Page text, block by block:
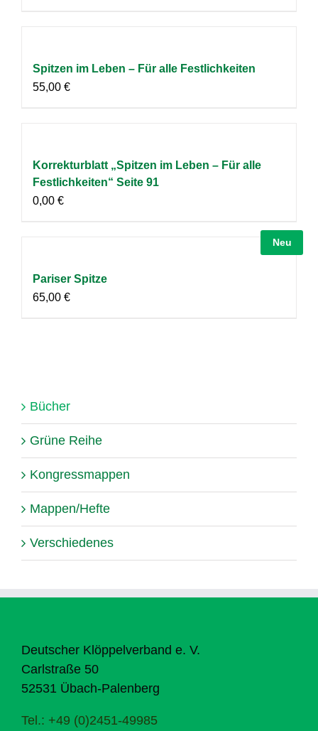
Spitzen im Leben – Für alle Festlichkeiten
55,00 €
Korrekturblatt „Spitzen im Leben – Für alle
Festlichkeiten“ Seite 91
0,00 €
Neu
Pariser Spitze
65,00 €
Bücher
Grüne Reihe
Kongressmappen
Mappen/Hefte
Verschiedenes
Deutscher Klöppelverband e. V.
Carlstraße 50
52531 Übach-Palenberg
Tel.: +49 (0)2451-49985